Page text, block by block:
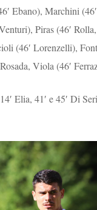
Ebano), Marchini
Piras (46′
(46′ Lorenzelli),
Viola (46′
Elia, 41′ e 45′ Di